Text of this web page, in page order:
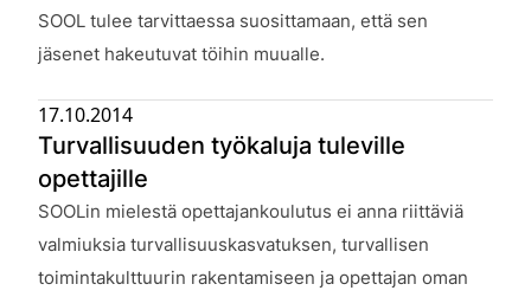
SOOL tulee tarvittaessa suosittamaan, että sen
jäsenet hakeutuvat töihin muualle.
Turvallisuuden työkaluja tuleville
opettajille
Julkaistu:
17.10.2014
SOOLin mielestä opettajankoulutus ei anna riittäviä
valmiuksia turvallisuuskasvatuksen, turvallisen
toimintakulttuurin rakentamiseen ja opettajan oman